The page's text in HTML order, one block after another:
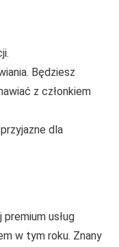
Będziesz
z członkiem
dla
usług
w tym roku. Znany